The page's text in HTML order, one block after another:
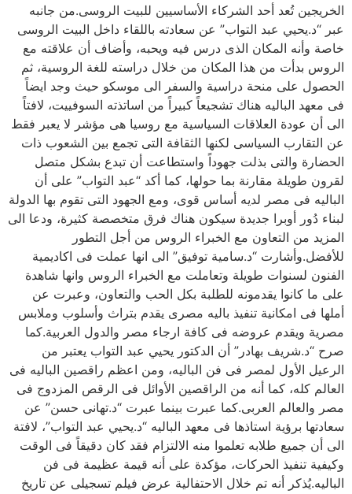
الخريجين تُعد أحد الشركاء الأساسيين للبيت الروسى.من جانبه
عبر “د.يحيي عبد التواب” عن سعادته باللقاء داخل البيت الروسى
خاصة وأنه المكان الذى درس فيه ويحبه، وأضاف أن علاقته مع
الروس بدأت من هذا المكان من خلال دراسته للغة الروسية، ثم
الحصول على منحة دراسية والسفر الى موسكو حيث وجد ايضاً
فى معهد الباليه هناك تشجيعاً كبيراً من اساتذته السوفييت، لافتاً
الى أن عودة العلاقات السياسية مع روسيا هى مؤشر لا يعبر فقط
عن التقارب السياسى لكنها الثقافة التى تجمع بين الشعوب ذات
الحضارة والتى بذلت جهوداً واستطاعت أن تبدع بشكل متصل
لقرون طويلة مقارنة بما حولها، كما أكد “عبد التواب” على أن
الباليه فى مصر لديه أساس قوى، ومع الجهود التى تقوم بها الدولة
لبناء دُور أوبرا جديدة سيكون هناك فرق متخصصة كثيرة، ودعا الى
المزيد من التعاون مع الخبراء الروس من أجل التطور
للأفضل.وأشارت “د.سامية توفيق” الى انها عملت فى اكاديمية
الفنون لسنوات طويلة وتعاملت مع الخبراء الروس وانها شاهدة
على ما كانوا يقدمونه للطلبة بكل الحب والتعاون، وعبرت عن
أملها فى امكانية تنفيذ باليه مصرى يقدم بتراث وأسلوب وملابس
مصرية ويقدم عروضه فى كافة ارجاء مصر والدول العربية.كما
صرح “د.شريف بهادر” أن الدكتور يحيي عبد التواب يعتبر من
الرعيل الأول لمصر فى فن الباليه، ومن اعظم راقصين الباليه فى
العالم كله، كما أنه من الراقصين الأوائل فى الرقص المزدوج فى
مصر والعالم العربى.كما عبرت بينما عبرت “د.تهانى حسن” عن
سعادتها برؤية استاذها فى معهد الباليه “د.يحيي عبد التواب”، لافتة
الى أن جميع طلابه تعلموا منه الالتزام فقد كان دقيقاً فى الوقت
وكيفية تنفيذ الحركات، مؤكدة على أنه قيمة عظيمة فى فن
الباليه.يُذكر أنه تم خلال الاحتفالية عرض فيلم تسجيلى عن تاريخ